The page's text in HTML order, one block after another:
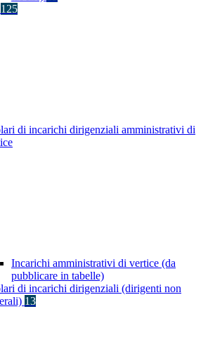
125
di incarichi dirigenziali amministrativi di
Incarichi amministrativi di vertice (da
pubblicare in tabelle)
di incarichi dirigenziali (dirigenti non
13